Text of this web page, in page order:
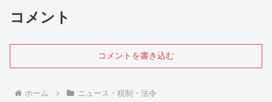
コメント
コメントを書き込む
ホーム ニュース・税制・法令